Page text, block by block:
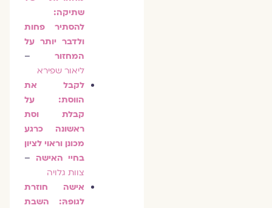
שתיקה:
להסתיר פחות
ולדבר יותר על
המחזור–
ליאור שפירא
לקבל את
הווסת: על
קבלת וסת
ראשונה כרגע
מכונן וראוי לציון
בחיי האישה–
צוות גלויה
אישה חוזרת
לגופהּ: השבת